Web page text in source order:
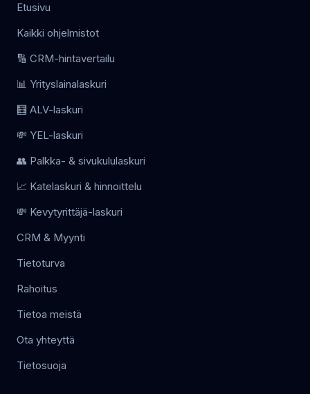
Etusivu
Kaikki ohjelmistot
🔢 CRM-hintavertailu
📊 Yrityslainalaskuri
🧮 ALV-laskuri
💸 YEL-laskuri
👥 Palkka- & sivukululaskuri
📈 Katelaskuri & hinnoittelu
💸 Kevytyrittäjä-laskuri
CRM & Myynti
Tietoturva
Rahoitus
Tietoa meistä
Ota yhteyttä
Tietosuoja